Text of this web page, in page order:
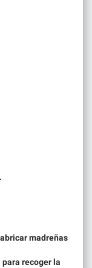
madreñas
recoger la